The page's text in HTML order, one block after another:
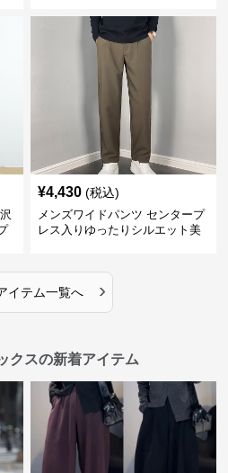
¥4,430 (税込)
メンズワイドパンツ センタープ
レス入りゆったりシルエット美
イテム一覧へ ›
クスの新着アイテム